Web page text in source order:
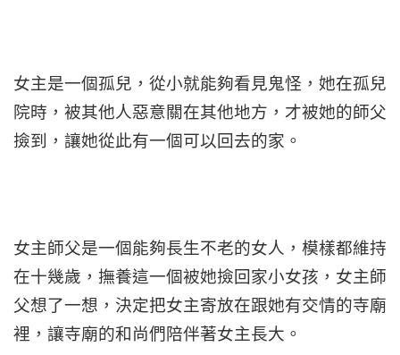
女主是一個孤兒，從小就能夠看見鬼怪，她在孤兒
院時，被其他人惡意關在其他地方，才被她的師父
撿到，讓她從此有一個可以回去的家。
女主師父是一個能夠長生不老的女人，模樣都維持
在十幾歲，撫養這一個被她撿回家小女孩，女主師
父想了一想，決定把女主寄放在跟她有交情的寺廟
裡，讓寺廟的和尚們陪伴著女主長大。